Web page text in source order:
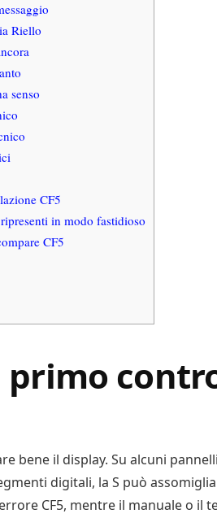
Riello
senso
CF5
in modo fastidioso
CF5
primo
bene il display. Su alcuni
digitali, la S può
CF5, mentre il manuale o il